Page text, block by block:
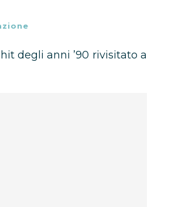
degli anni ’90 rivisitato a